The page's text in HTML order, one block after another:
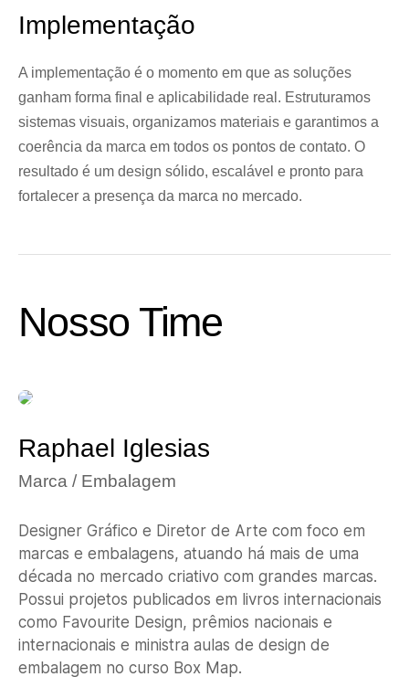
Implementação
A implementação é o momento em que as soluções
ganham forma final e aplicabilidade real. Estruturamos
sistemas visuais, organizamos materiais e garantimos a
coerência da marca em todos os pontos de contato. O
resultado é um design sólido, escalável e pronto para
fortalecer a presença da marca no mercado.
Nosso Time
Raphael Iglesias
Marca / Embalagem
Designer Gráfico e Diretor de Arte com foco em
marcas e embalagens, atuando há mais de uma
década no mercado criativo com grandes marcas.
Possui projetos publicados em livros internacionais
como Favourite Design, prêmios nacionais e
internacionais e ministra aulas de design de
embalagem no curso Box Map.